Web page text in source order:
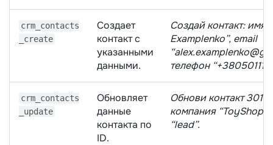
crm_contacts
_create
Создает
контакт с
указанными
данными.
Создай контакт: имя
Examplenko”, email
телефон
crm_contacts
_update
Обновляет
данные
контакта по
ID.
Обнови контакт
компания “ToyShop”,
“lead”.